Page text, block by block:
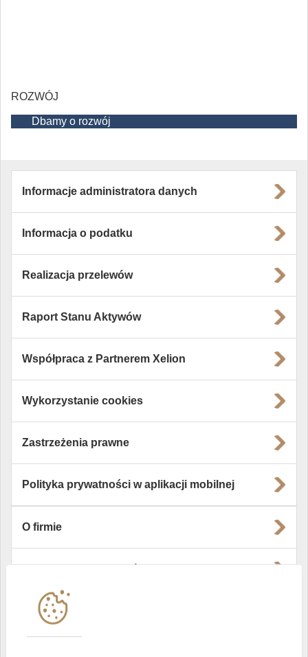
ROZWÓJ
Dbamy o rozwój
Informacje administratora danych
Informacja o podatku
Realizacja przelewów
Raport Stanu Aktywów
Współpraca z Partnerem Xelion
Wykorzystanie cookies
Zastrzeżenia prawne
Polityka prywatności w aplikacji mobilnej
O firmie
Instytucje współpracujące